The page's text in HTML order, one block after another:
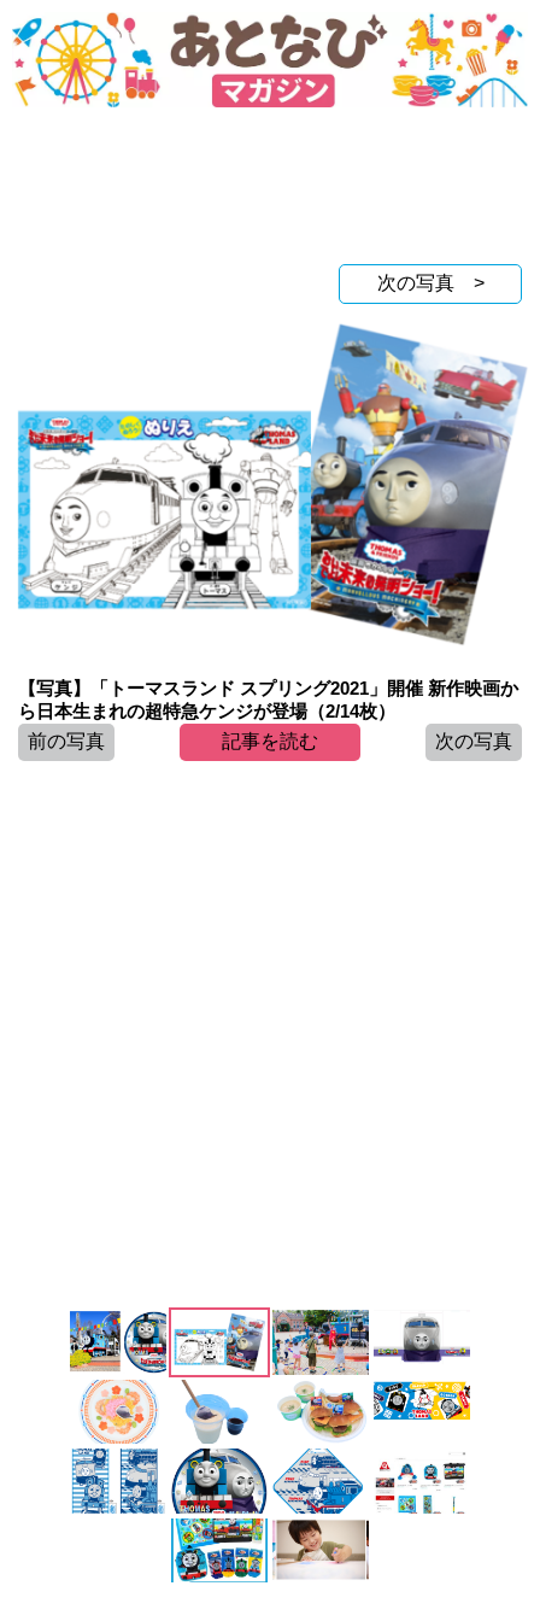
次の写真 >
【写真】「トーマスランド スプリング2021」開催 新作映画か
ら日本生まれの超特急ケンジが登場（2/14枚）
前の写真
記事を読む 次の写真